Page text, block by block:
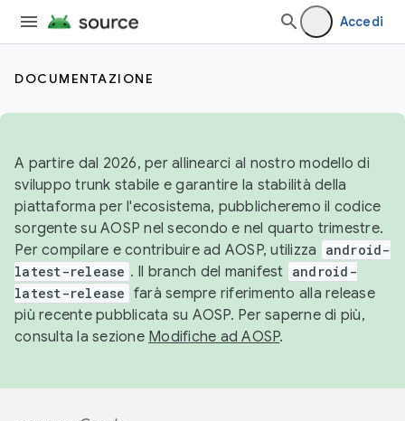
Accedi
DOCUMENTAZIONE
A partire dal 2026, per allinearci al nostro modello di
sviluppo trunk stabile e garantire la stabilità della
piattaforma per l'ecosistema, pubblicheremo il codice
sorgente su AOSP nel secondo e nel quarto trimestre.
Per compilare e contribuire ad AOSP, utilizza
android-
latest-release . Il branch del manifest android-
latest-release farà sempre riferimento alla release
più recente pubblicata su AOSP. Per saperne di più,
consulta la sezione Modifiche ad AOSP.